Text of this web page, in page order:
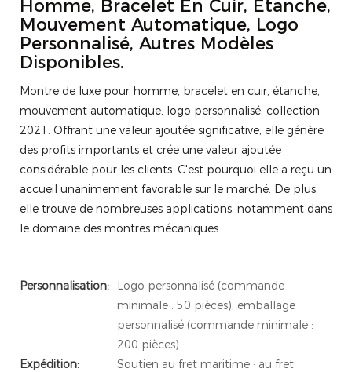
Homme, Bracelet En Cuir, Étanche,
Mouvement Automatique, Logo
Personnalisé, Autres Modèles
Disponibles.
Montre de luxe pour homme, bracelet en cuir, étanche,
mouvement automatique, logo personnalisé, collection
2021. Offrant une valeur ajoutée significative, elle génère
des profits importants et crée une valeur ajoutée
considérable pour les clients. C'est pourquoi elle a reçu un
accueil unanimement favorable sur le marché. De plus,
elle trouve de nombreuses applications, notamment dans
le domaine des montres mécaniques.
Personnalisation:
Logo personnalisé (commande
minimale : 50 pièces), emballage
personnalisé (commande minimale :
200 pièces)
Expédition:
Soutien au fret maritime · au fret